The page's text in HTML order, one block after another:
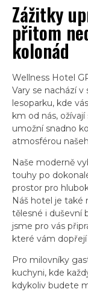
Zážitky
přitom
kolonád
Wellness Hotel
Vary se nachází
lesoparku, kde
km od nás,
umožní snadno
atmosférou
Naše moderně
touhy po
prostor pro
Náš hotel je
tělesné i duševní
jsme pro vás
které vám
Pro milovníky
kuchyni, kde
kdykoliv budete